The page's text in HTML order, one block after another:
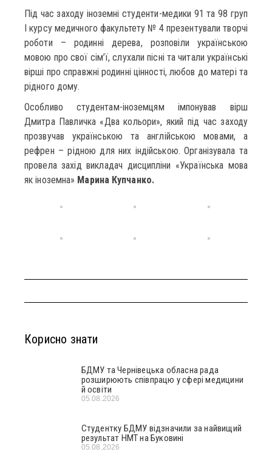
Під час заходу іноземні студенти-медики 91 та 98 груп
І курсу медичного факультету № 4 презентували творчі
роботи – родинні дерева, розповіли українською
мовою про свої сім’ї, слухали пісні та читали українські
вірші про справжні родинні цінності, любов до матері та
рідного дому.
Особливо студентам-іноземцям імпонував вірш
Дмитра Павличка «Два кольори», який під час заходу
прозвучав українською та англійською мовами, а
рефрен – рідною для них індійською. Організувала та
провела захід викладач дисципліни «Українська мова
як іноземна» Марина Купчанко.
Корисно знати
БДМУ та Чернівецька обласна рада
розширюють співпрацю у сфері медицини
й освіти
05.08.2026
Студентку БДМУ відзначили за найвищий
результат НМТ на Буковині
05.08.2026